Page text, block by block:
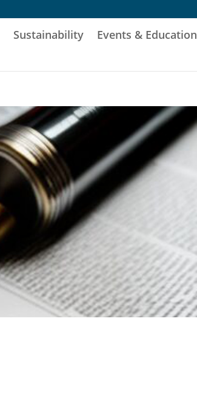
Sustainability Events & Education